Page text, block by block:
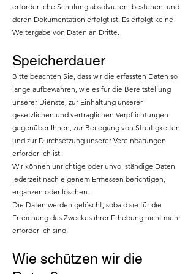
erforderliche Schulung absolvieren, bestehen, und
deren Dokumentation erfolgt ist. Es erfolgt keine
Weitergabe von Daten an Dritte.
Speicherdauer
Bitte beachten Sie, dass wir die erfassten Daten so
lange aufbewahren, wie es für die Bereitstellung
unserer Dienste, zur Einhaltung unserer
gesetzlichen und vertraglichen Verpflichtungen
gegenüber Ihnen, zur Beilegung von Streitigkeiten
und zur Durchsetzung unserer Vereinbarungen
erforderlich ist.
Wir können unrichtige oder unvollständige Daten
jederzeit nach eigenem Ermessen berichtigen,
ergänzen oder löschen.
Die Daten werden gelöscht, sobald sie für die
Erreichung des Zweckes ihrer Erhebung nicht mehr
erforderlich sind.
Wie schützen wir die